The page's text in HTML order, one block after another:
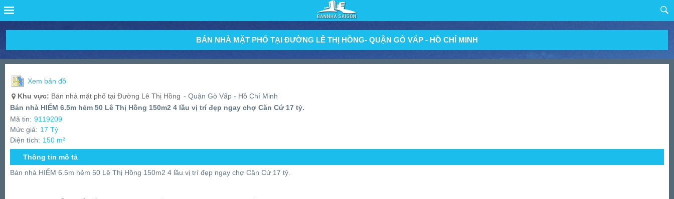
BÁN NHÀ MẶT PHỐ TẠI ĐƯỜNG LÊ THỊ HỒNG- QUẬN GÒ VẤP - HỒ CHÍ MINH
Xem bản đồ
Khu vực: Bán nhà mặt phố tại Đường Lê Thị Hồng - Quận Gò Vấp - Hồ Chí Minh
Bán nhà HIẾM 6.5m hẻm 50 Lê Thị Hồng 150m2 4 lầu vị trí đẹp ngay chợ Căn Cứ 17 tỷ.
Mã tin: 9119209
Mức giá: 17 Tỷ
Diện tích: 150 m²
Thông tin mô tả
Bán nhà HIẾM 6.5m hẻm 50 Lê Thị Hồng 150m2 4 lầu vị trí đẹp ngay chợ Căn Cứ 17 tỷ.